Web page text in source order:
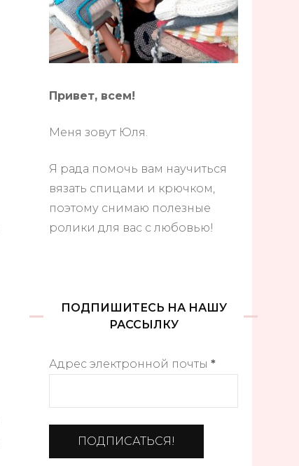
Привет, всем!
Меня зовут Юля.
Я рада помочь вам научиться
вязать спицами и крючком,
поэтому снимаю полезные
ролики для вас с любовью!
ПОДПИШИТЕСЬ НА НАШУ
РАССЫЛКУ
Адрес электронной почты *